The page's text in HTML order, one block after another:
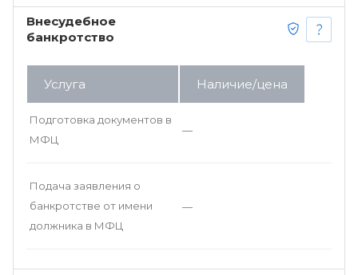
Внесудебное
банкротство
Услуга Наличие/цена
Подготовка документов в
МФЦ
—
Подача заявления о
банкротстве от имени
должника в МФЦ
—